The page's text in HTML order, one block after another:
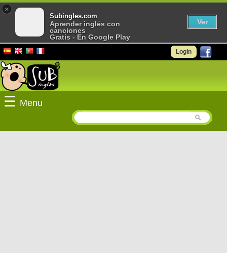
Login
☰ Menu
×
Subingles.com
Aprender inglés con
canciones
Gratis - En Google Play
Ver